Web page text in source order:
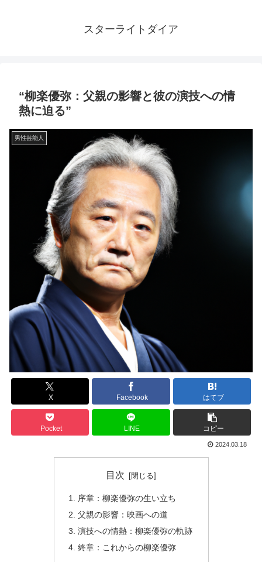
スターライトダイア
“柳楽優弥：父親の影響と彼の演技への情
熱に迫る”
男性芸能人
X Facebook はてブ
Pocket LINE コピー
2024.03.18
目次
序章：柳楽優弥の生い立ち
父親の影響：映画への道
演技への情熱：柳楽優弥の軌跡
終章：これからの柳楽優弥